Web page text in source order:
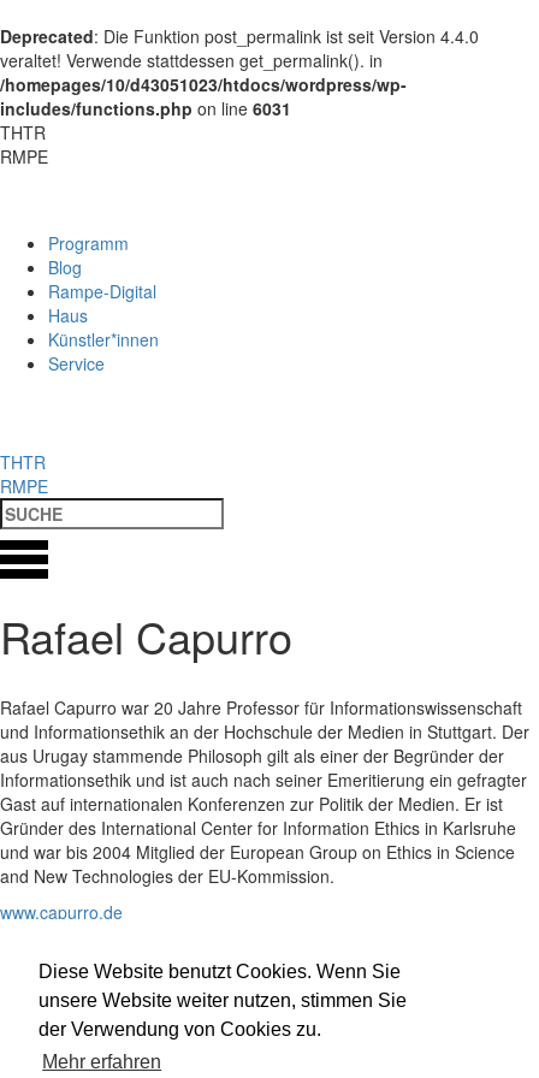
Diese Website benutzt Cookies. Wenn Sie
unsere Website weiter nutzen, stimmen Sie
der Verwendung von Cookies zu.
Mehr erfahren
Deprecated: Die Funktion post_permalink ist seit Version 4.4.0
veraltet! Verwende stattdessen get_permalink(). in
/homepages/10/d43051023/htdocs/wordpress/wp-
includes/functions.php on line 6031
THTR
RMPE
Programm
Blog
Rampe-Digital
Haus
Künstler*innen
Service
THTR
RMPE
Rafael Capurro
Rafael Capurro war 20 Jahre Professor für Informationswissenschaft
und Informationsethik an der Hochschule der Medien in Stuttgart. Der
aus Urugay stammende Philosoph gilt als einer der Begründer der
Informationsethik und ist auch nach seiner Emeritierung ein gefragter
Gast auf internationalen Konferenzen zur Politik der Medien. Er ist
Gründer des International Center for Information Ethics in Karlsruhe
und war bis 2004 Mitglied der European Group on Ethics in Science
and New Technologies der EU-Kommission.
www.capurro.de
Mitgewirkt bei:KAPITEL 1: FREUNDSCHAFT
Impressum
Datenschutz